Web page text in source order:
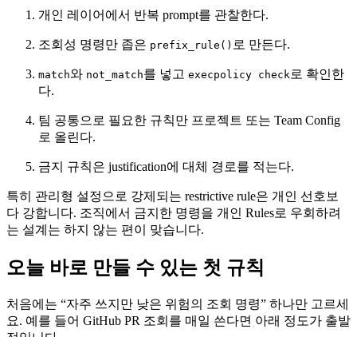
개인 레이어에서 반복 prompt를 관찰한다.
조회성 명령만 좁은 prefix_rule() 로 만든다.
match와 not_match를 넣고 execpolicy check로 확인한
다.
팀 공통으로 필요한 규칙만 프로젝트 또는 Team Config
로 올린다.
금지 규칙은 justification에 대체 경로를 적는다.
특히 관리형 설정으로 강제되는 restrictive rule은 개인 선호보
다 강합니다. 조직에서 금지한 명령을 개인 Rules로 우회하려
는 설계는 하지 않는 편이 맞습니다.
오늘 바로 만들 수 있는 첫 규칙
처음에는 “자주 쓰지만 낮은 위험의 조회 명령” 하나만 고르세
요. 예를 들어 GitHub PR 조회를 매일 쓴다면 아래 정도가 출발